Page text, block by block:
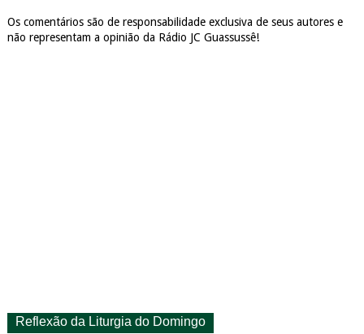
Os comentários são de responsabilidade exclusiva de seus autores e
não representam a opinião da Rádio JC Guassussê!
Reflexão da Liturgia do Domingo